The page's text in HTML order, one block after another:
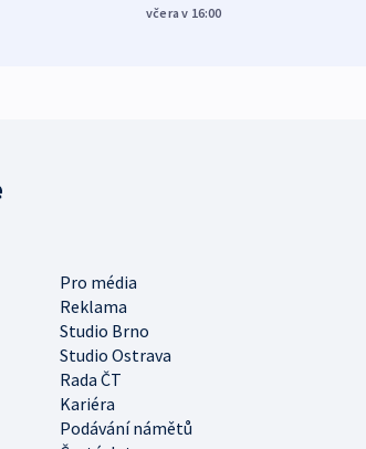
včera v 16:00
Pro média
Reklama
Studio Brno
Studio Ostrava
Rada ČT
Kariéra
Podávání námětů